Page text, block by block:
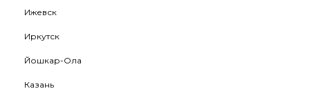
Ижевск
Иркутск
Йошкар-Ола
Казань